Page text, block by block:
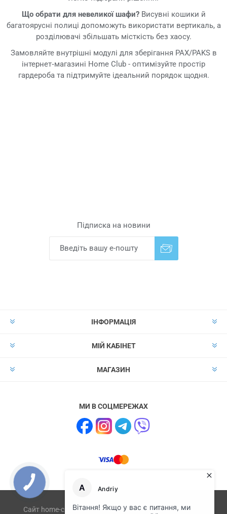
Що обрати для невеликої шафи?Висувні кошики й
багатоярусні полиці допоможуть використати вертикаль, а
розділювачі збільшать місткість без хаосу.
Замовляйте внутрішні модулі для зберігання PAX/PAKS в
інтернет‑магазині Home Club - оптимізуйте простір
гардероба та підтримуйте ідеальний порядок щодня.
Підписка на новини
ІНФОРМАЦІЯ
МІЙ КАБІНЕТ
МАГАЗИН
МИ В СОЦМЕРЕЖАХ
Сайт home-club.com.ua не має відношення до компанії